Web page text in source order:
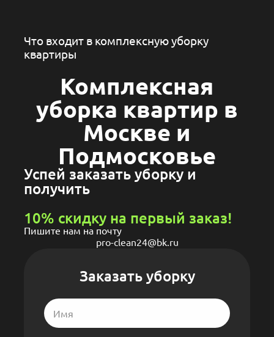
Что входит в комплексную уборку
квартиры
Комплексная
уборка квартир в
Москве и
Подмосковье
Успей заказать уборку и
получить
10% скидку на первый заказ!
Пишите нам на почту
pro-clean24@bk.ru
Заказать уборку